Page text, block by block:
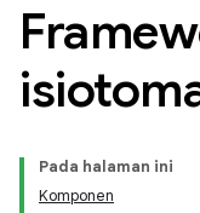
Pada halaman ini
Komponen